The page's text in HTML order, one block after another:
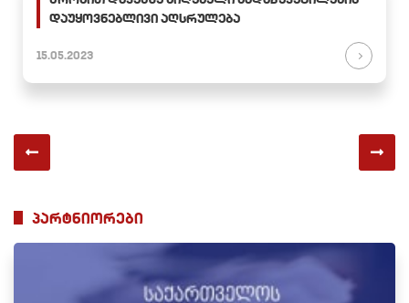
დაუყოვნებლივი აღსრულება
15.05.2023
პარტნიორები